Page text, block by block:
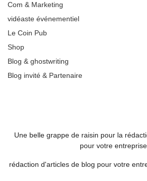
Com & Marketing
vidéaste événementiel
Le Coin Pub
Shop
Blog & ghostwriting
Blog invité & Partenaire
Une belle grappe de raisin pour la
pour votre entreprise
rédaction d'articles de blog pour votre